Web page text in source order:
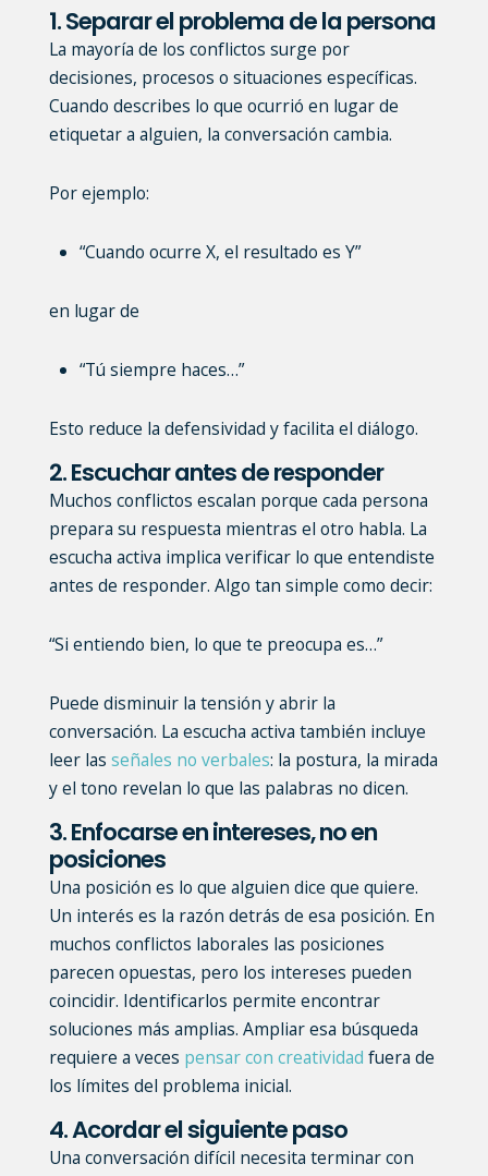
1. Separar el problema de la persona
La mayoría de los conflictos surge por
decisiones, procesos o situaciones específicas.
Cuando describes lo que ocurrió en lugar de
etiquetar a alguien, la conversación cambia.
Por ejemplo:
“Cuando ocurre X, el resultado es Y”
en lugar de
“Tú siempre haces…”
Esto reduce la defensividad y facilita el diálogo.
2. Escuchar antes de responder
Muchos conflictos escalan porque cada persona
prepara su respuesta mientras el otro habla. La
escucha activa implica verificar lo que entendiste
antes de responder. Algo tan simple como decir:
“Si entiendo bien, lo que te preocupa es…”
Puede disminuir la tensión y abrir la
conversación. La escucha activa también incluye
leer las señales no verbales: la postura, la mirada
y el tono revelan lo que las palabras no dicen.
3. Enfocarse en intereses, no en
posiciones
Una posición es lo que alguien dice que quiere.
Un interés es la razón detrás de esa posición. En
muchos conflictos laborales las posiciones
parecen opuestas, pero los intereses pueden
coincidir. Identificarlos permite encontrar
soluciones más amplias. Ampliar esa búsqueda
requiere a veces pensar con creatividad fuera de
los límites del problema inicial.
4. Acordar el siguiente paso
Una conversación difícil necesita terminar con